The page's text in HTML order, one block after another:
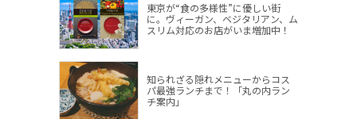
東京が“食の多様性”に優しい街
に。ヴィーガン、ベジタリアン、ム
スリム対応のお店がいま増加中！
知られざる隠れメニューからコス
パ最強ランチまで！「丸の内ラン
チ案内」